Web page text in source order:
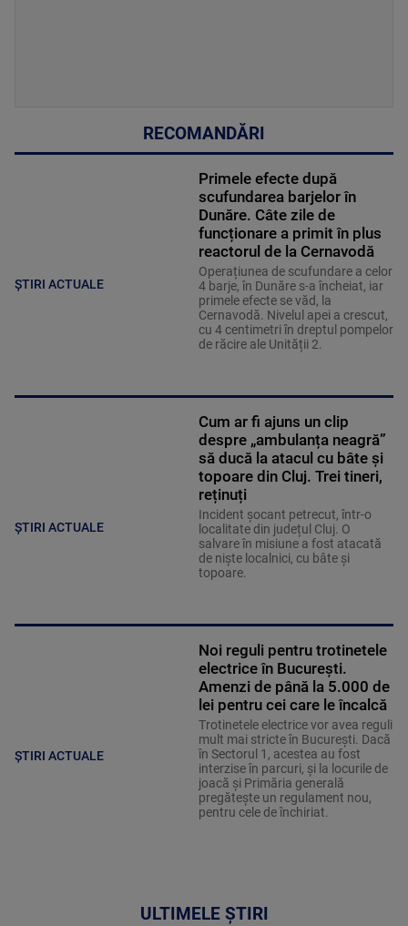
RECOMANDĂRI
ȘTIRI ACTUALE
Primele efecte după
scufundarea barjelor în
Dunăre. Câte zile de
funcționare a primit în plus
reactorul de la Cernavodă
Operațiunea de scufundare a celor
4 barje, în Dunăre s-a încheiat, iar
primele efecte se văd, la
Cernavodă. Nivelul apei a crescut,
cu 4 centimetri în dreptul pompelor
de răcire ale Unității 2.
ȘTIRI ACTUALE
Cum ar fi ajuns un clip
despre „ambulanța neagră”
să ducă la atacul cu bâte și
topoare din Cluj. Trei tineri,
reținuți
Incident șocant petrecut, într-o
localitate din județul Cluj. O
salvare în misiune a fost atacată
de niște localnici, cu bâte și
topoare.
ȘTIRI ACTUALE
Noi reguli pentru trotinetele
electrice în București.
Amenzi de până la 5.000 de
lei pentru cei care le încalcă
Trotinetele electrice vor avea reguli
mult mai stricte în București. Dacă
în Sectorul 1, acestea au fost
interzise în parcuri, și la locurile de
joacă și Primăria generală
pregătește un regulament nou,
pentru cele de închiriat.
ULTIMELE ȘTIRI